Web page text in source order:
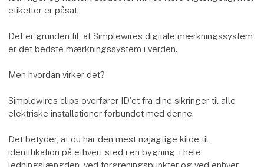
etiketter er påsat.
Det er grunden til, at Simplewires digitale mærkningssystem
er det bedste mærkningssystem i verden.
Men hvordan virker det?
Simplewires clips overfører ID'et fra dine sikringer til alle
elektriske installationer forbundet med denne.
Det betyder, at du har den mest nøjagtige kilde til
identifikation på ethvert sted i en bygning, i hele